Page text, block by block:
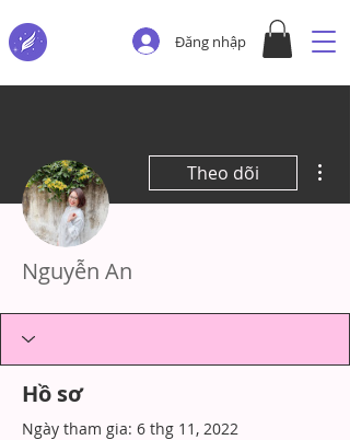
Đăng nhập
Theo dõi
Nguyễn An
Hồ sơ
Ngày tham gia: 6 thg 11, 2022